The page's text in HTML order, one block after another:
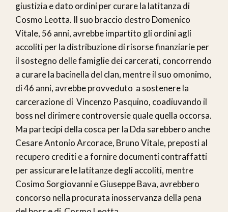
giustizia e dato ordini per curare la latitanza di
Cosmo Leotta. Il suo braccio destro Domenico
Vitale, 56 anni, avrebbe impartito gli ordini agli
accoliti per la distribuzione di risorse finanziarie per
il sostegno delle famiglie dei carcerati, concorrendo
a curare la bacinella del clan, mentre il suo omonimo,
di 46 anni, avrebbe provveduto a sostenere la
carcerazione di Vincenzo Pasquino, coadiuvando il
boss nel dirimere controversie quale quella occorsa.
Ma partecipi della cosca per la Dda sarebbero anche
Cesare Antonio Arcorace, Bruno Vitale, preposti al
recupero crediti e a fornire documenti contraffatti
per assicurare le latitanze degli accoliti, mentre
Cosimo Sorgiovanni e Giuseppe Bava, avrebbero
concorso nella procurata inosservanza della pena